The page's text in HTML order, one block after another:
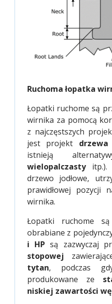
Ruchoma łopatka
Łopatki ruchome są
wirnika za pomocą
z najczęstszych
jest projekt drzewa
istnieją
wielopalczastyitp.).
drzewo jodłowe,
prawidłowej pozycji
wirnika.
Łopatki ruchome
obrabiane z
i HP są zazwyczaj
stopowej
tytan, podczas
produkowane ze
niskiej zawartości